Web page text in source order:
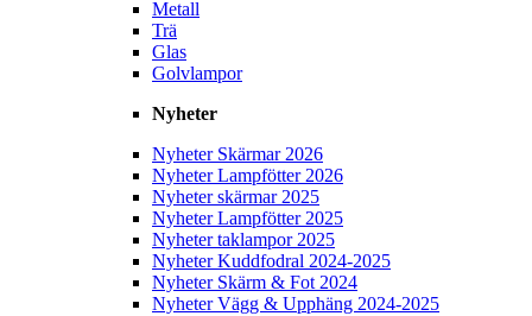
Metall
Trä
Glas
Golvlampor
Nyheter
Nyheter Skärmar 2026
Nyheter Lampfötter 2026
Nyheter skärmar 2025
Nyheter Lampfötter 2025
Nyheter taklampor 2025
Nyheter Kuddfodral 2024-2025
Nyheter Skärm & Fot 2024
Nyheter Vägg & Upphäng 2024-2025